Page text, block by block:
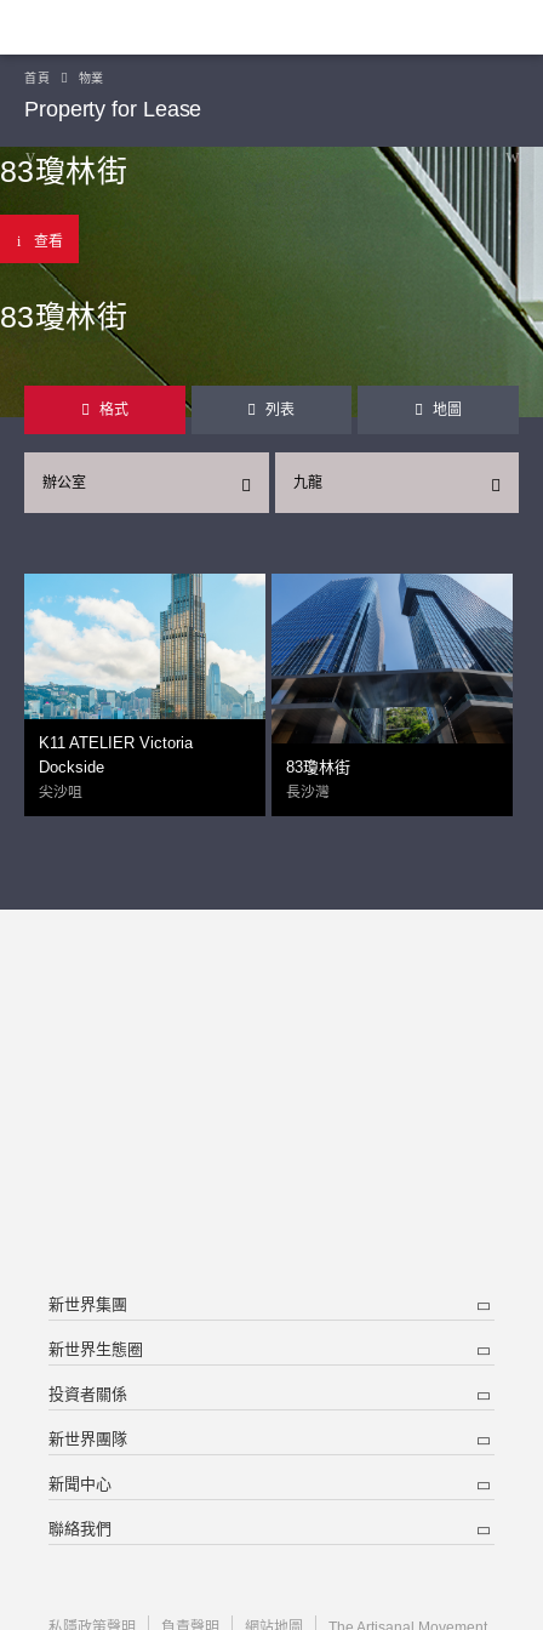
首頁 物業
Property for Lease
83瓊林街
查看
83瓊林街
格式 列表 地圖
九龍
辦公室
K11 ATELIER Victoria
Dockside
尖沙咀
83瓊林街
長沙灣
新世界集團
新世界生態圈
投資者關係
新世界團隊
新聞中心
聯絡我們